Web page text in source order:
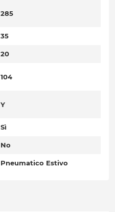
285
35
20
104
Y
Sì
No
Pneumatico Estivo